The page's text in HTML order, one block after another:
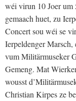
wéi virun 10 Joer um
gemaach huet, zu
Concert sou wéi se
Ierpeldenger
vum Militärmuseker
Gemeng. Mat
wousst
Christian Kirpes ze